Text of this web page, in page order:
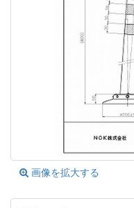
画像を拡大する